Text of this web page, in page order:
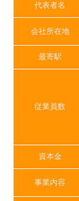
代表者名
会社所在地
最寄駅
従業員数
資本金
事業内容